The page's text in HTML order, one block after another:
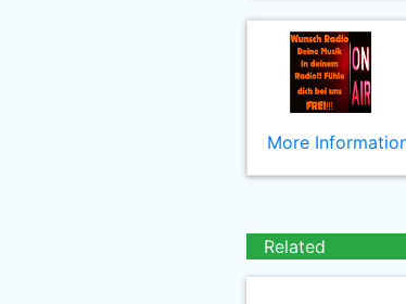
More
Related